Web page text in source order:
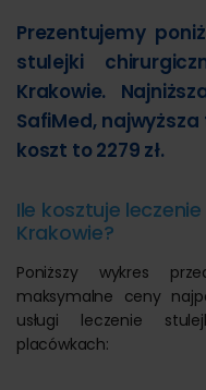
Prezentujemy
stulejki
Krakowie.
SafiMed,
koszt to 2279 zł.
Ile kosztuje
Krakowie?
Poniższy wykres
maksymalne ceny
usługi leczenie
placówkach: